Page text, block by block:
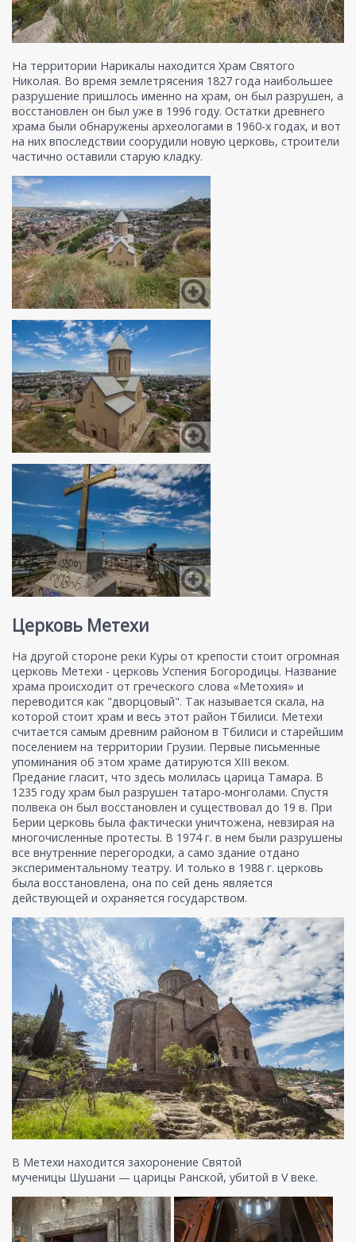
На территории Нарикалы находится Храм Святого
Николая. Во время землетрясения 1827 года наибольшее
разрушение пришлось именно на храм, он был разрушен, а
восстановлен он был уже в 1996 году. Остатки древнего
храма были обнаружены археологами в 1960-х годах, и вот
на них впоследствии соорудили новую церковь, строители
частично оставили старую кладку.
Церковь Метехи
На другой стороне реки Куры от крепости стоит огромная
церковь Метехи - церковь Успения Богородицы. Название
храма происходит от греческого слова «Метохия» и
переводится как "дворцовый". Так называется скала, на
которой стоит храм и весь этот район Тбилиси. Метехи
считается самым древним районом в Тбилиси и старейшим
поселением на территории Грузии. Первые письменные
упоминания об этом храме датируются XIII веком.
Предание гласит, что здесь молилась царица Тамара. В
1235 году храм был разрушен татаро-монголами. Спустя
полвека он был восстановлен и существовал до 19 в. При
Берии церковь была фактически уничтожена, невзирая на
многочисленные протесты. В 1974 г. в нем были разрушены
все внутренние перегородки, а само здание отдано
экспериментальному театру. И только в 1988 г. церковь
была восстановлена, она по сей день является
действующей и охраняется государством.
В Метехи находится захоронение Святой
мученицы Шушани — царицы Ранской, убитой в V веке.